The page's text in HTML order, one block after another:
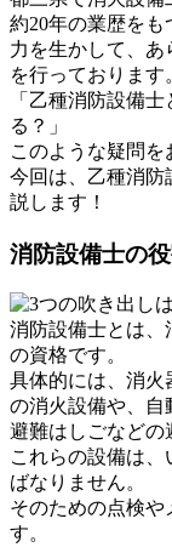
約20年の業歴を
力を生かして、あ
を行っております
「乙種消防設備
る？」
このような疑問を
今回は、乙種消防
説します！
消防設備士の
消防設備士とは、
の資格です。
具体的には、消火
の消火設備や、自
避難はしごなどの
これらの設備は
ばなりません。
そのための点検や
す。